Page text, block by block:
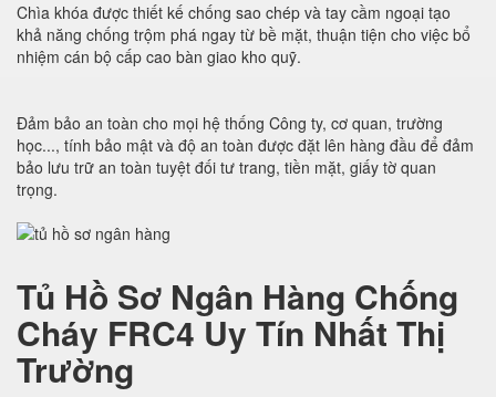
Chìa khóa được thiết kế chống sao chép và tay cầm ngoại tạo
khả năng chống trộm phá ngay từ bề mặt, thuận tiện cho việc bổ
nhiệm cán bộ cấp cao bàn giao kho quỹ.
Đảm bảo an toàn cho mọi hệ thống Công ty, cơ quan, trường
học..., tính bảo mật và độ an toàn được đặt lên hàng đầu để đảm
bảo lưu trữ an toàn tuyệt đối tư trang, tiền mặt, giấy tờ quan
trọng.
Tủ Hồ Sơ Ngân Hàng Chống
Cháy FRC4 Uy Tín Nhất Thị
Trường